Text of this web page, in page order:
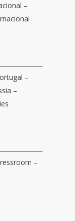
–
–
–
–